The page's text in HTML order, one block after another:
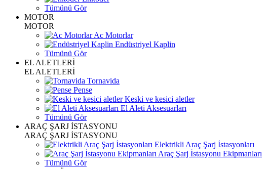
Tümünü Gör
MOTOR
MOTOR
Ac Motorlar
Endüstriyel Kaplin
Tümünü Gör
EL ALETLERİ
EL ALETLERİ
Tornavida
Pense
Keski ve kesici aletler
El Aleti Aksesuarları
Tümünü Gör
ARAÇ ŞARJ İSTASYONU
ARAÇ ŞARJ İSTASYONU
Elektrikli Araç Şarj İstasyonları
Araç Şarj İstasyonu Ekipmanları
Tümünü Gör